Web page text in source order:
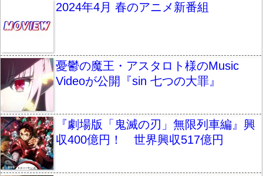
2024年4月 春のアニメ新番組
憂鬱の魔王・アスタロト様のMusic
Videoが公開『sin 七つの大罪』
『劇場版「鬼滅の刃」無限列車編』興
収400億円！ 世界興収517億円